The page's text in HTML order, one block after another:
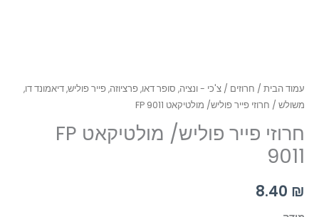
עמוד הבית / חרוזים / צ'כי - ונציה, סופר דאו, פרציוזה, פייר פוליש, דיאמונד דו,
משולש / חרוזי פייר פוליש/ מולטיקאט FP 9011
חרוזי פייר פוליש/ מולטיקאט FP
9011
8.40 ₪